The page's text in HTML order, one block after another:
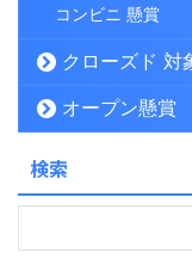
コンビニ 懸賞
クローズド 対
オープン懸賞
検索